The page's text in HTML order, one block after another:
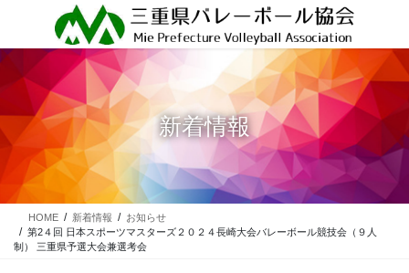
テ
ン
ツ
動
ゲ
ー
シ
に
新着情報
HOME 新着情報
お知らせ
第2４回 日本スポーツマスターズ２０２４長崎大会バレーボール競技会（９人
制） 三重県予選大会兼選考会